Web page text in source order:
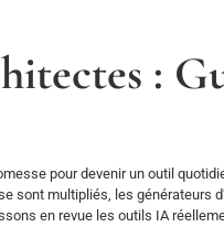
:
pour devenir un outil
sont multipliés, les générateurs
en revue les outils IA